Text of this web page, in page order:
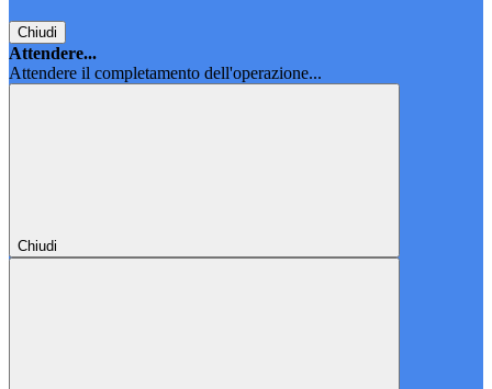
Chiudi
Attendere...
Attendere il completamento dell'operazione...
Chiudi